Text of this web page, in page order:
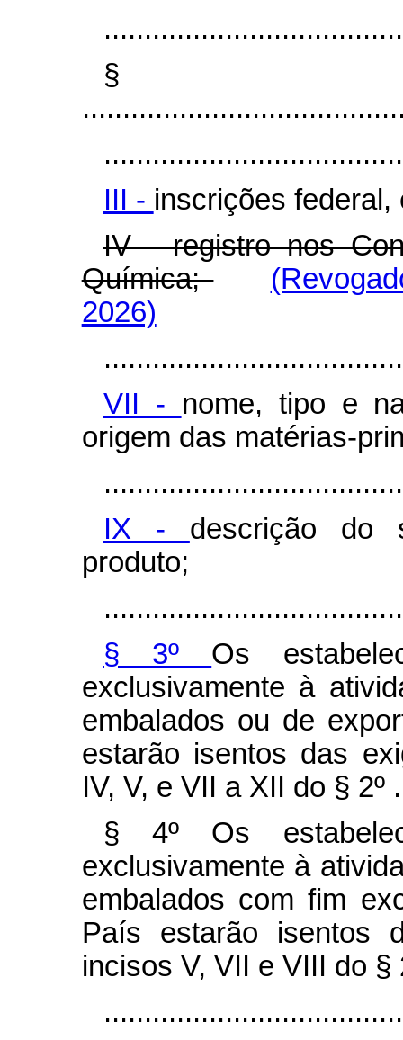
§
III - inscrições federal,
IV - registro nos
Química;
2026)
VII - nome, tipo e
origem das matérias-
IX - descrição do
produto;
§ 3º Os
exclusivamente à
embalados ou de
estarão isentos das
IV, V, e VII a XII do § 2º .
§ 4º Os
exclusivamente à
embalados com fim
País estarão isentos
incisos V, VII e VIII do §